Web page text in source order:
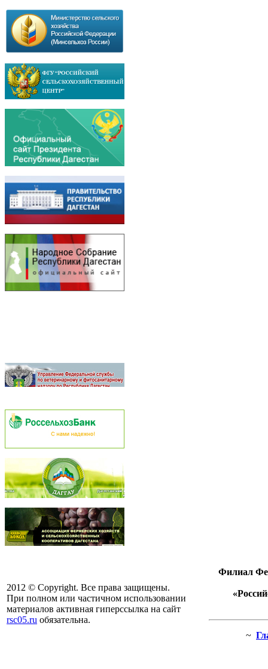
2012 © Copyright. Все права защищены.
При полном или частичном использовании
материалов активная гиперссылка на сайт
rsc05.ru обязательна.
Филиал
~